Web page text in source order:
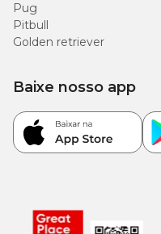
Pug
Pitbull
Golden retriever
Baixe nosso app